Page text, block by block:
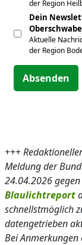
der Region
Dein
Aktuelle
der Region
Absenden
+++
Meldung der
24.04.2026
Blaulichtreport
schnellstmöglich
datengetrieben
Bei Anmerkungen